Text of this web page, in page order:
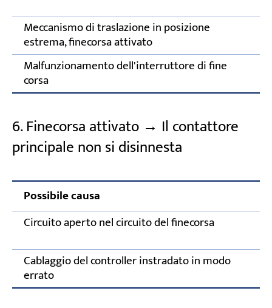
Meccanismo di traslazione in posizione
estrema, finecorsa attivato
Malfunzionamento dell'interruttore di fine
corsa
6. Finecorsa attivato → Il contattore
principale non si disinnesta
Possibile causa
Circuito aperto nel circuito del finecorsa
Cablaggio del controller instradato in modo
errato